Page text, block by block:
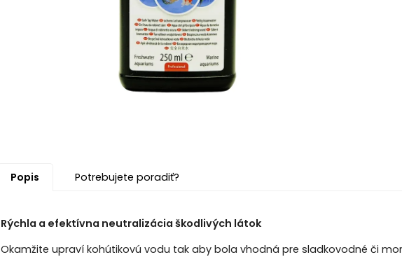
Popis Potrebujete poradiť?
Rýchla a efektívna neutralizácia škodlivých látok
Okamžite upraví kohútikovú vodu tak aby bola vhodná pre sladkovodné či